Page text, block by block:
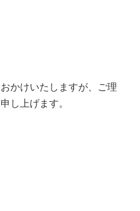
かけいたしますが、ご理
し上げます。